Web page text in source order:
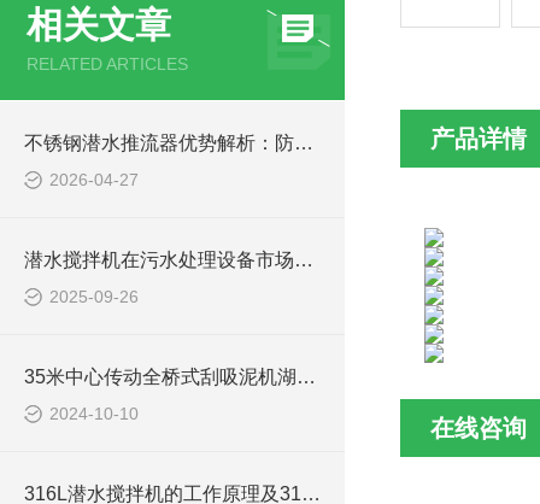
相关文章
RELATED ARTICLES
不锈钢潜水推流器优势解析：防腐耐用污水处理设备
2026-04-27
潜水搅拌机在污水处理设备市场的发展及产品优势
2025-09-26
35米中心传动全桥式刮吸泥机湖北安装现场
2024-10-10
316L潜水搅拌机的工作原理及316L不锈钢潜水推进器CAD安装图、结构图
产品详情
在线咨询